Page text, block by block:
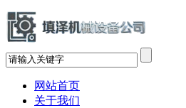
网站首页
关于我们